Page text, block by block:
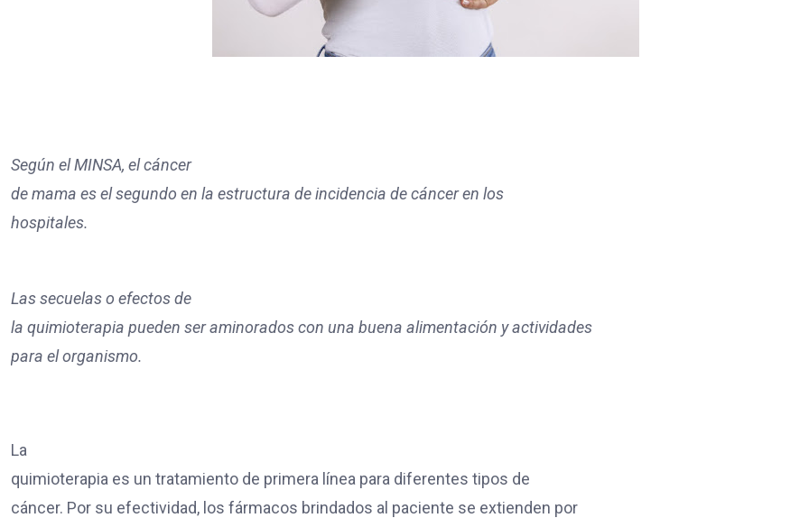
Según el MINSA, el cáncer
de mama es el segundo en la estructura de incidencia de cáncer en los
hospitales.
Las secuelas o efectos de
la quimioterapia pueden ser aminorados con una buena alimentación y actividades
para el organismo.
La
quimioterapia es un tratamiento de primera línea para diferentes tipos de
cáncer. Por su efectividad, los fármacos brindados al paciente se extienden por